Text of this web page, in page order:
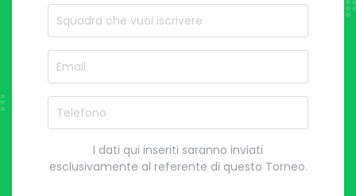
I dati qui inseriti saranno inviati
esclusivamente al referente di questo Torneo.